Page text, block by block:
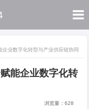
业数字化转型与产业供应链协同
能企业数字化转
浏览量：628